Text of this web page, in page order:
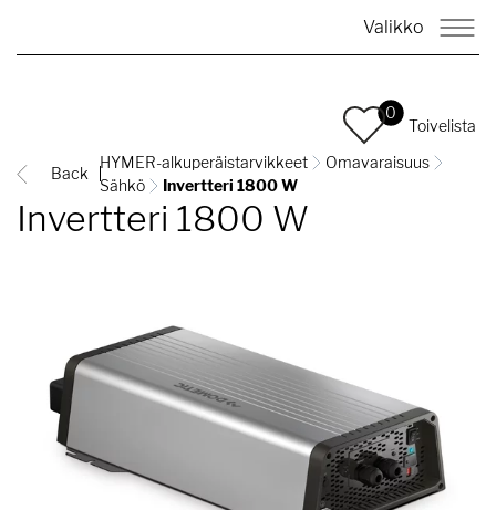
Valikko
0
Toivelista
Back
HYMER-alkuperäistarvikkeet
Omavaraisuus
Sähkö
Invertteri 1800 W
Invertteri 1800 W